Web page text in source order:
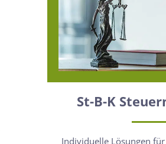
St-B-K
Individuelle Lösungen